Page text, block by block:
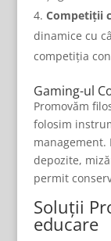
Competiții
dinamice cu
competiția
Gaming-ul
Promovăm
folosim
depozite,
permit
Soluții
educare